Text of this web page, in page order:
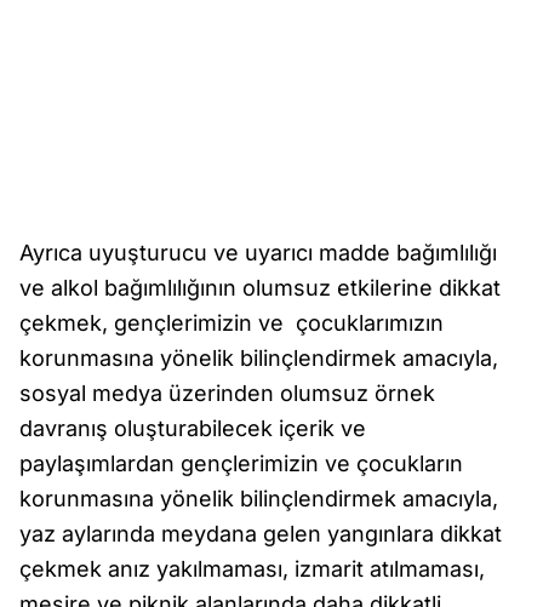
Ayrıca uyuşturucu ve uyarıcı madde bağımlılığı
ve alkol bağımlılığının olumsuz etkilerine dikkat
çekmek, gençlerimizin ve çocuklarımızın
korunmasına yönelik bilinçlendirmek amacıyla,
sosyal medya üzerinden olumsuz örnek
davranış oluşturabilecek içerik ve
paylaşımlardan gençlerimizin ve çocukların
korunmasına yönelik bilinçlendirmek amacıyla,
yaz aylarında meydana gelen yangınlara dikkat
çekmek anız yakılmaması, izmarit atılmaması,